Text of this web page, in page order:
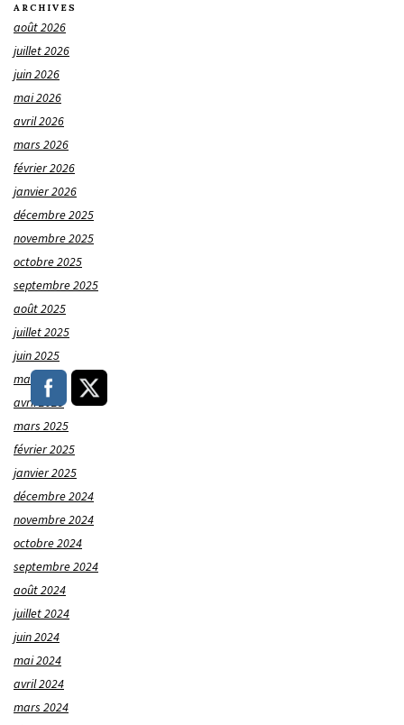
ARCHIVES
août 2026
juillet 2026
juin 2026
mai 2026
avril 2026
mars 2026
février 2026
janvier 2026
décembre 2025
novembre 2025
octobre 2025
septembre 2025
août 2025
juillet 2025
juin 2025
mai 2025
avril 2025
mars 2025
février 2025
janvier 2025
décembre 2024
novembre 2024
octobre 2024
septembre 2024
août 2024
juillet 2024
juin 2024
mai 2024
avril 2024
mars 2024